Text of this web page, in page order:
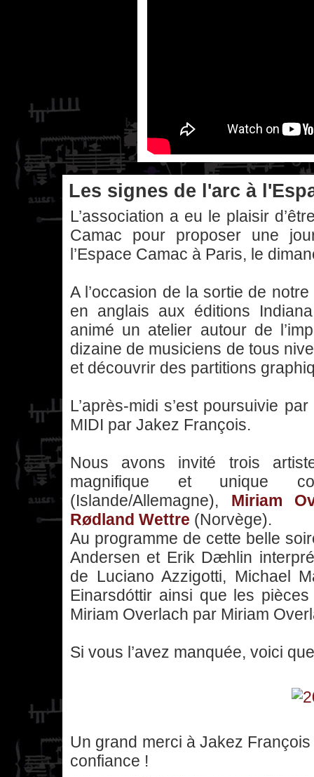
Les signes de l'arc à
L’association a eu le plaisir
Camac pour proposer une
l’Espace Camac à Paris, le
A l’occasion de la sortie de
en anglais aux éditions
animé un atelier autour de
dizaine de musiciens de tous
et découvrir des partitions
L’après-midi s’est poursuivie
MIDI par Jakez François.
Nous avons invité trois
magnifique et unique
(Islande/Allemagne), Miriam
Rødland Wettre (Norvège).
Au programme de cette belle
Andersen et Erik Dæhlin
de Luciano Azzigotti, Michael
Einarsdóttir ainsi que les
Miriam Overlach par Miriam
Si vous l’avez manquée, voici
Un grand merci à Jakez
confiance !